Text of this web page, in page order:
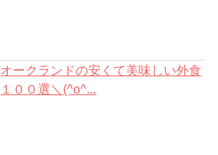
オークランドの安くて美味しい外食
１００選＼(^o^...